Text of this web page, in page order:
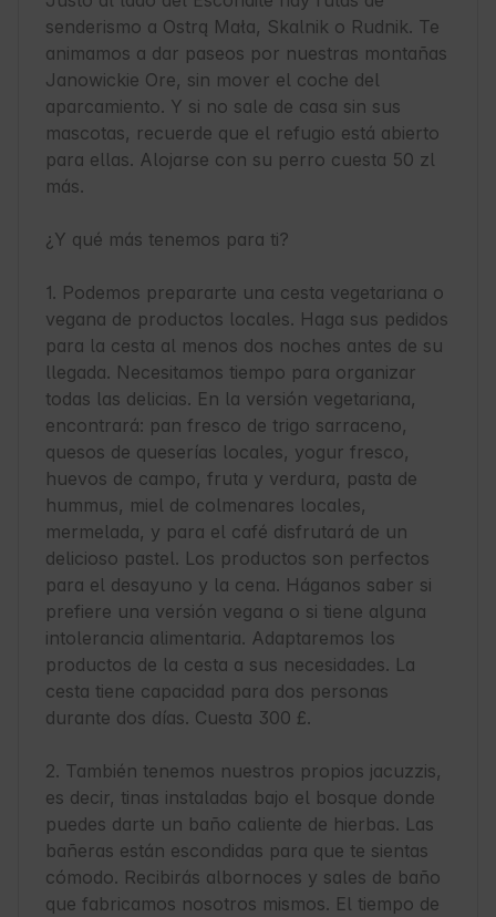
senderismo a Ostrą Mała, Skalnik o Rudnik. Te
animamos a dar paseos por nuestras montañas
Janowickie Ore, sin mover el coche del
aparcamiento. Y si no sale de casa sin sus
mascotas, recuerde que el refugio está abierto
para ellas. Alojarse con su perro cuesta 50 zl
más.
¿Y qué más tenemos para ti?
1. Podemos prepararte una cesta vegetariana o
vegana de productos locales. Haga sus pedidos
para la cesta al menos dos noches antes de su
llegada. Necesitamos tiempo para organizar
todas las delicias. En la versión vegetariana,
encontrará: pan fresco de trigo sarraceno,
quesos de queserías locales, yogur fresco,
huevos de campo, fruta y verdura, pasta de
hummus, miel de colmenares locales,
mermelada, y para el café disfrutará de un
delicioso pastel. Los productos son perfectos
para el desayuno y la cena. Háganos saber si
prefiere una versión vegana o si tiene alguna
intolerancia alimentaria. Adaptaremos los
productos de la cesta a sus necesidades. La
cesta tiene capacidad para dos personas
durante dos días. Cuesta 300 £.
2. También tenemos nuestros propios jacuzzis,
es decir, tinas instaladas bajo el bosque donde
puedes darte un baño caliente de hierbas. Las
bañeras están escondidas para que te sientas
cómodo. Recibirás albornoces y sales de baño
que fabricamos nosotros mismos. El tiempo de